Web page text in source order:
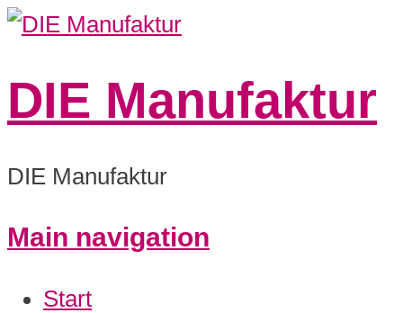
DIE Manufaktur
DIE Manufaktur
Main navigation
Start